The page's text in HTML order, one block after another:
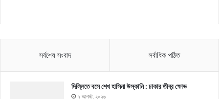
সর্বশেষ সংবাদ সর্বাধিক পঠিত
দিল্লিতে বসে শেখ হাসিনা উস্কানি : ঢাকার তীব্র ক্ষোভ
৭ আগস্ট, ২০২৬